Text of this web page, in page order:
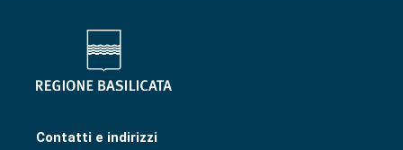
Contatti e indirizzi